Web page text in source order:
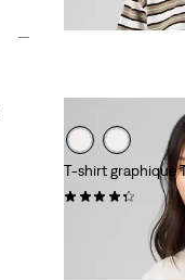
T-shirt graphique